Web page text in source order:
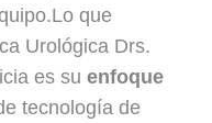
que
Urológica Drs.
es su enfoque
tecnología de